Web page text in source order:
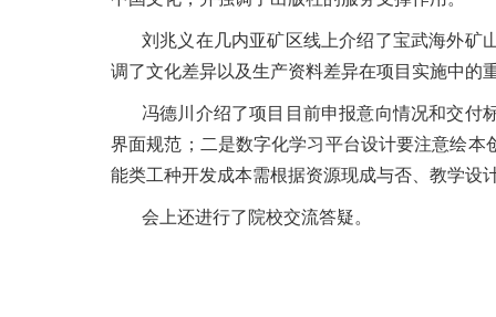
刘兆义在几内亚矿区线上介绍了宝武海外矿
调了文化差异以及生产资料差异在项目实施中的
冯德川介绍了项目目前申报意向情况和交付
界面规范；二是数字化学习平台设计要注意绘
能类工种开发成本需根据资源现成与否、教学设
会上还进行了院校交流答疑。